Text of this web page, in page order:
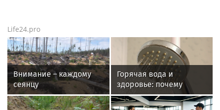
Life24.pro
Внимание – каждому
сеянцу
Горячая вода и
здоровье: почему
важен исправный
водонагреватель